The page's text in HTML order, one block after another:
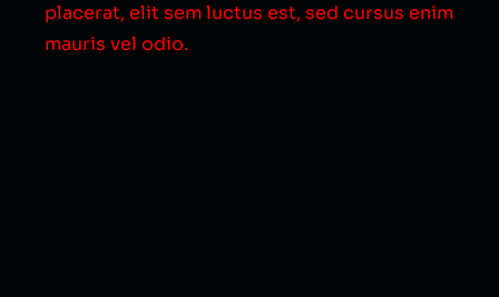
placerat, elit sem luctus est, sed cursus enim
mauris vel odio.